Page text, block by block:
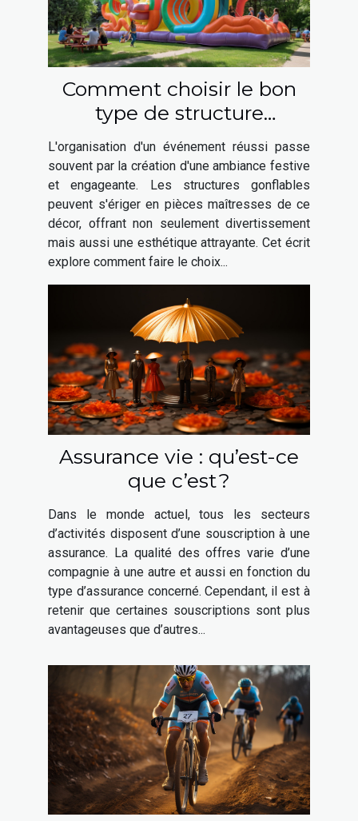
Comment choisir le bon
type de structure
gonflable pour votre
événement
L'organisation d'un événement réussi passe
souvent par la création d'une ambiance festive
et engageante. Les structures gonflables
peuvent s'ériger en pièces maîtresses de ce
décor, offrant non seulement divertissement
mais aussi une esthétique attrayante. Cet écrit
explore comment faire le choix...
Assurance vie : qu’est-ce
que c’est ?
Dans le monde actuel, tous les secteurs
d’activités disposent d’une souscription à une
assurance. La qualité des offres varie d’une
compagnie à une autre et aussi en fonction du
type d’assurance concerné. Cependant, il est à
retenir que certaines souscriptions sont plus
avantageuses que d’autres...